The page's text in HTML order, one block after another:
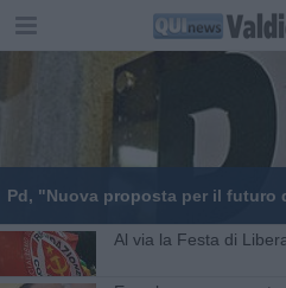
Pd, "Nuova proposta per il futuro
Al via la Festa di